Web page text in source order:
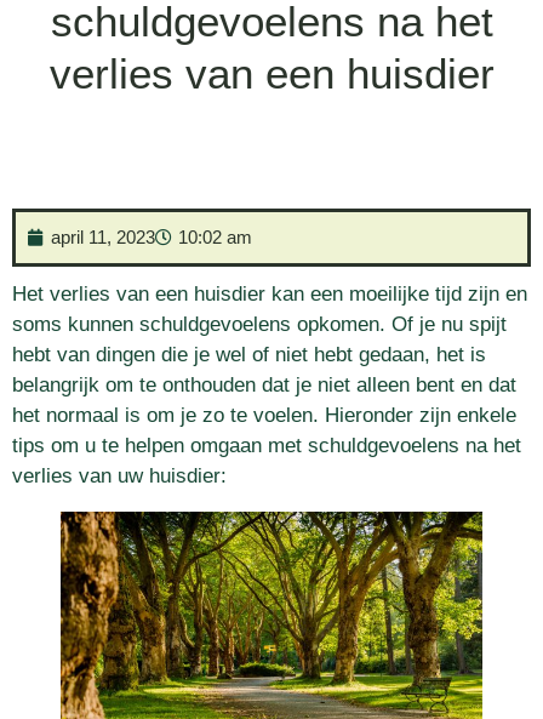
schuldgevoelens na het
verlies van een huisdier
april 11, 2023 10:02 am
Het verlies van een huisdier kan een moeilijke tijd zijn en
soms kunnen schuldgevoelens opkomen. Of je nu spijt
hebt van dingen die je wel of niet hebt gedaan, het is
belangrijk om te onthouden dat je niet alleen bent en dat
het normaal is om je zo te voelen. Hieronder zijn enkele
tips om u te helpen omgaan met schuldgevoelens na het
verlies van uw huisdier: